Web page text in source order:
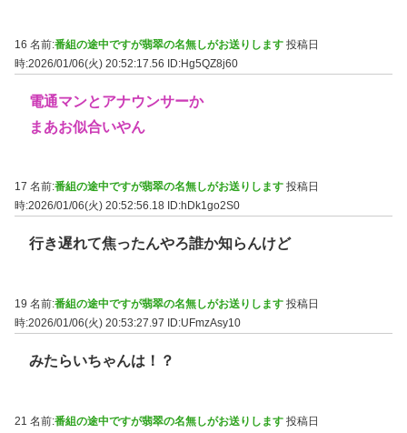
16 名前:番組の途中ですが翡翠の名無しがお送りします 投稿日
時:2026/01/06(火) 20:52:17.56 ID:Hg5QZ8j60
電通マンとアナウンサーか
まあお似合いやん
17 名前:番組の途中ですが翡翠の名無しがお送りします 投稿日
時:2026/01/06(火) 20:52:56.18 ID:hDk1go2S0
行き遅れて焦ったんやろ誰か知らんけど
19 名前:番組の途中ですが翡翠の名無しがお送りします 投稿日
時:2026/01/06(火) 20:53:27.97
ID:UFmzAsy10
みたらいちゃんは！？
21 名前:番組の途中ですが翡翠の名無しがお送りします 投稿日